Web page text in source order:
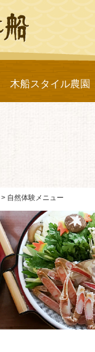
木船スタイル農園
> 自然体験メニュー